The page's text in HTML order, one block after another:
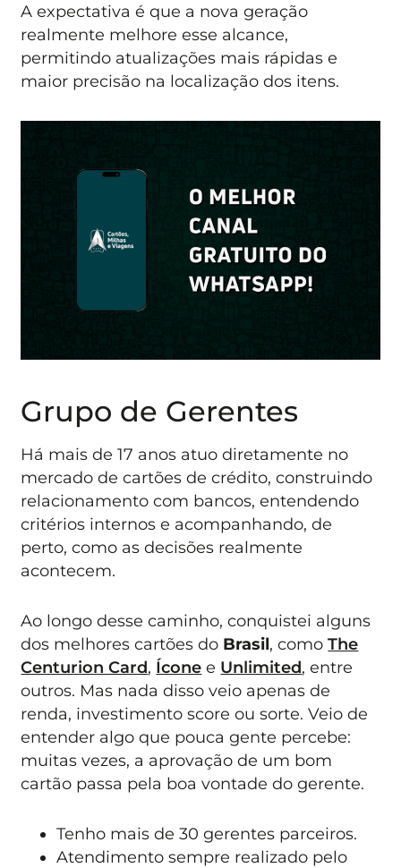
A expectativa é que a nova geração
realmente melhore esse alcance,
permitindo atualizações mais rápidas e
maior precisão na localização dos itens.
Grupo de Gerentes
Há mais de 17 anos atuo diretamente no
mercado de cartões de crédito, construindo
relacionamento com bancos, entendendo
critérios internos e acompanhando, de
perto, como as decisões realmente
acontecem.
Ao longo desse caminho, conquistei alguns
dos melhores cartões do Brasil, comoThe
Centurion Card, Ícone e Unlimited, entre
outros. Mas nada disso veio apenas de
renda, investimento score ou sorte. Veio de
entender algo que pouca gente percebe:
muitas vezes, a aprovação de um bom
cartão passa pela boa vontade do gerente.
Tenho mais de 30 gerentes parceiros.
Atendimento sempre realizado pelo